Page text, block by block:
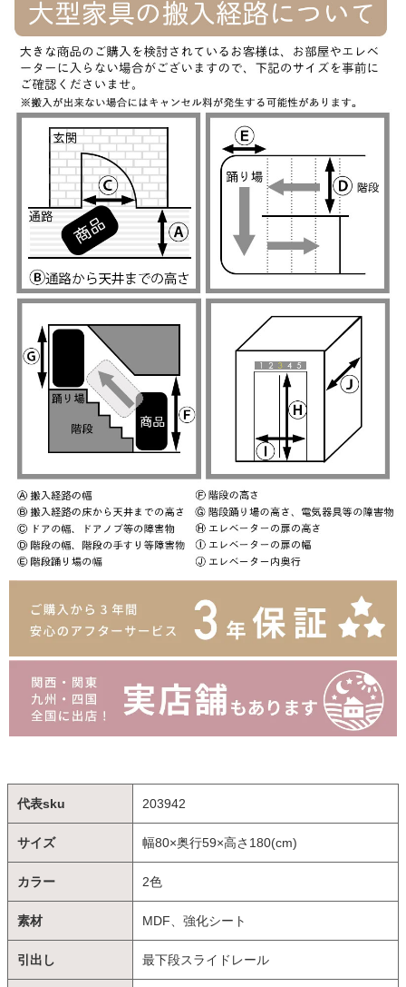
代表sku 203942
サイズ 幅80×奥行59×高さ180(cm)
カラー 2色
素材 MDF、強化シート
引出し 最下段スライドレール